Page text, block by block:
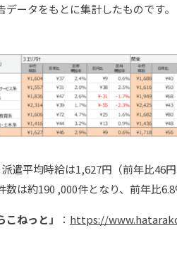
データをもとに集計したものです
遣平均時給は1,627円（前年比46
数は約190 ,000件となり、前年比
こねっと」 ： https://